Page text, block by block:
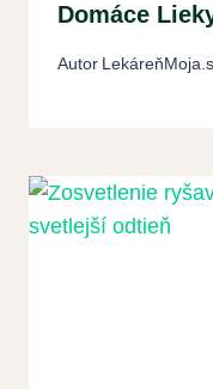
Domáce
Autor